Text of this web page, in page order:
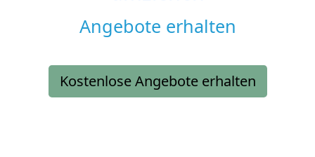
Angebote erhalten
Kostenlose Angebote erhalten